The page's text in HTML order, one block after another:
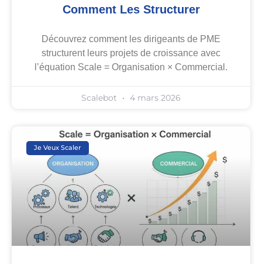
Comment Les Structurer
Découvrez comment les dirigeants de PME
structurent leurs projets de croissance avec
l’équation Scale = Organisation × Commercial.
Scalebot 4 mars 2026
Je Veux Scaler